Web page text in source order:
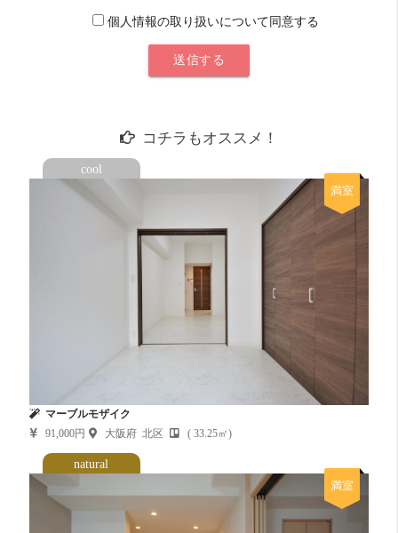
個人情報の取り扱いについて同意する
コチラもオススメ！
cool
満室
マーブルモザイク
91,000円
大阪府 北区 ( 33.25㎡)
natural
満室